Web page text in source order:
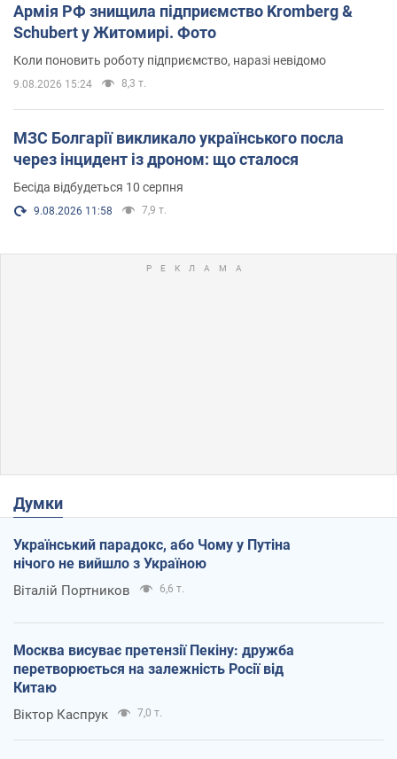
Армія РФ знищила підприємство Kromberg &
Schubert у Житомирі. Фото
Коли поновить роботу підприємство, наразі невідомо
9.08.2026 15:24 8,3 т.
МЗС Болгарії викликало українського посла
через інцидент із дроном: що сталося
Бесіда відбудеться 10 серпня
9.08.2026 11:58 7,9 т.
Думки
Український парадокс, або Чому у Путіна
нічого не вийшло з Україною
Віталій Портников 6,6 т.
Москва висуває претензії Пекіну: дружба
перетворюється на залежність Росії від
Китаю
Віктор Каспрук 7,0 т.